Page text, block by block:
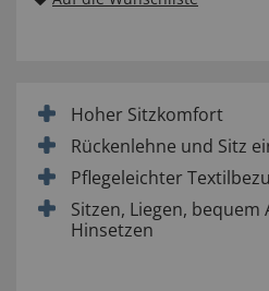
Hoher Sitzkomfort
Rückenlehne und Sitz
Pflegeleichter
Sitzen, Liegen,
Hinsetzen